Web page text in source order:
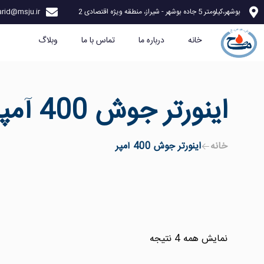
بوشهر،کیلومتر 5 جاده بوشهر - شیراز، منطقه ویژه اقتصادی 2
خانه درباره ما تماس با ما وبلاگ
اینورتر جوش 400 آمپر
خانه اینورتر جوش 400 آمپر
نمایش همه 4 نتیجه